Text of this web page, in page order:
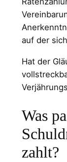
auf der
Hat der
Was
zahlt?